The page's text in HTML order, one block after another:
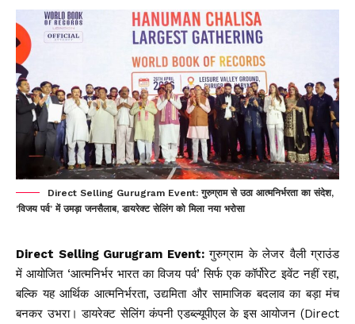
Direct Selling Gurugram Event: गुरुग्राम से उठा आत्मनिर्भरता का संदेश,
‘विजय पर्व’ में उमड़ा जनसैलाब, डायरेक्ट सेलिंग को मिला नया भरोसा
Direct Selling Gurugram Event:गुरुग्राम के लेजर वैली ग्राउंड
में आयोजित ‘आत्मनिर्भर भारत का विजय पर्व’ सिर्फ एक कॉर्पोरेट इवेंट नहीं रहा,
बल्कि यह आर्थिक आत्मनिर्भरता, उद्यमिता और सामाजिक बदलाव का बड़ा मंच
बनकर उभरा। डायरेक्ट सेलिंग कंपनी एडब्ल्यूपीएल के इस आयोजन (Direct